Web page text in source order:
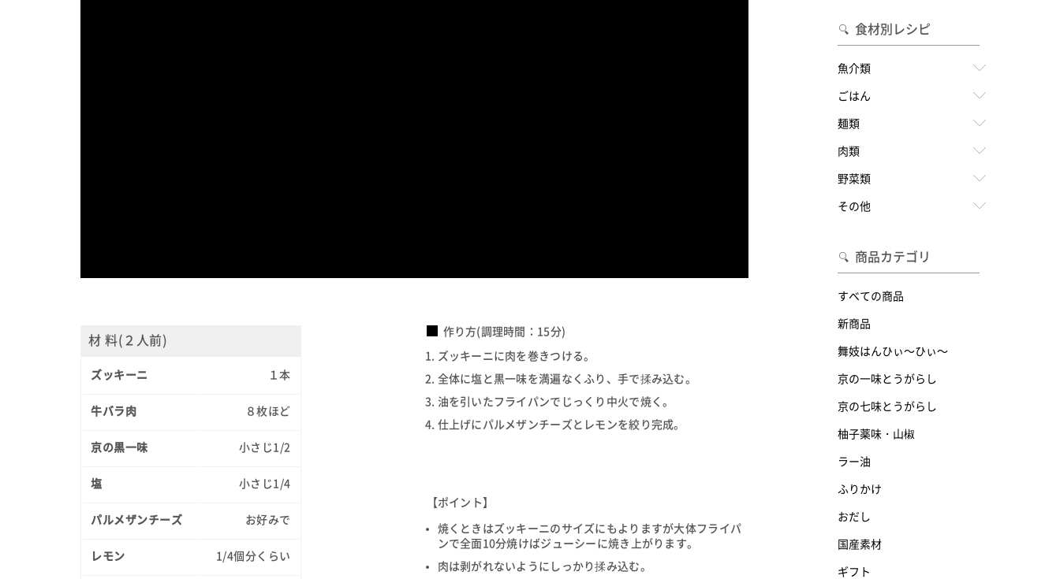
材 料(２人前)
ズッキーニ １本
牛バラ肉 ８枚ほど
京の黒一味 小さじ1/2
塩 小さじ1/4
パルメザンチーズ お好みで
レモン 1/4個分くらい
作り方(調理時間：15分)
ズッキーニに肉を巻きつける。
全体に塩と黒一味を満遍なくふり、手で揉み込む。
油を引いたフライパンでじっくり中火で焼く。
仕上げにパルメザンチーズとレモンを絞り完成。
【ポイント】
焼くときはズッキーニのサイズにもよりますが大体フライパ
ンで全面10分焼けばジューシーに焼き上がります。
肉は剥がれないようにしっかり揉み込む。
食材別レシピ
魚介類
ごはん
麺類
肉類
野菜類
その他
商品カテゴリ
すべての商品
新商品
舞妓はんひぃ～ひぃ～
京の一味とうがらし
京の七味とうがらし
柚子薬味・山椒
ラー油
ふりかけ
おだし
国産素材
ギフト